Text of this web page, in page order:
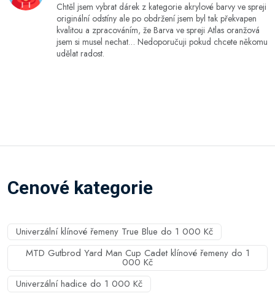
Chtěl jsem vybrat dárek z kategorie akrylové barvy ve spreji
originální odstíny ale po obdržení jsem byl tak překvapen
kvalitou a zpracováním, že Barva ve spreji Atlas oranžová
jsem si musel nechat… Nedoporučuji pokud chcete někomu
udělat radost.
Cenové kategorie
Univerzální klínové řemeny True Blue do 1 000 Kč
MTD Gutbrod Yard Man Cup Cadet klínové řemeny do 1
000 Kč
Univerzální hadice do 1 000 Kč